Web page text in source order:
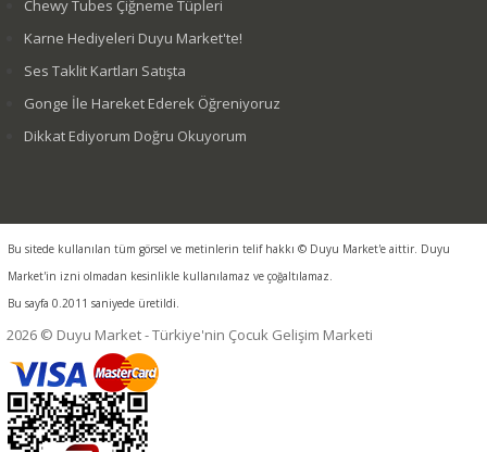
Chewy Tubes Çiğneme Tüpleri
Karne Hediyeleri Duyu Market'te!
Ses Taklit Kartları Satışta
Gonge İle Hareket Ederek Öğreniyoruz
Dikkat Ediyorum Doğru Okuyorum
Bu sitede kullanılan tüm görsel ve metinlerin telif hakkı © Duyu Market'e aittir. Duyu
Market'in izni olmadan kesinlikle kullanılamaz ve çoğaltılamaz.
Bu sayfa 0.2011 saniyede üretildi.
2026 © Duyu Market - Türkiye'nin Çocuk Gelişim Marketi